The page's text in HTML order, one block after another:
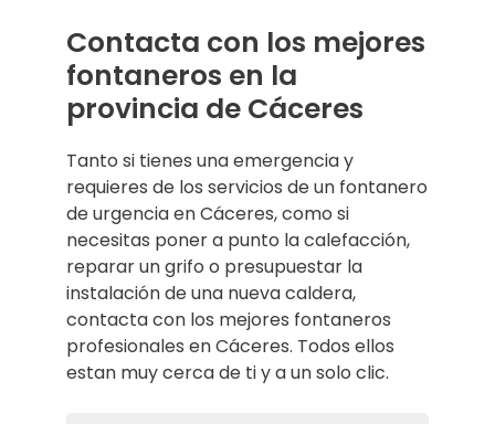
Contacta con los mejores
fontaneros en la
provincia de Cáceres
Tanto si tienes una emergencia y
requieres de los servicios de un fontanero
de urgencia en Cáceres, como si
necesitas poner a punto la calefacción,
reparar un grifo o presupuestar la
instalación de una nueva caldera,
contacta con los mejores fontaneros
profesionales en Cáceres. Todos ellos
estan muy cerca de ti y a un solo clic.